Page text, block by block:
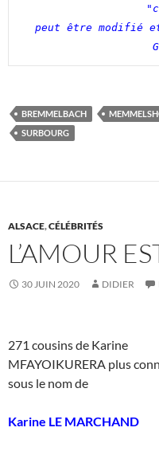
peut être modifié
BREMMELBACH
SURBOURG
ALSACE,CÉLÉBRITÉS
L’AMOUR
30 JUIN 2020 DIDIER
271 cousins de Karine
MFAYOIKURERA plus
sous le nom de
Karine LE MARCHAND